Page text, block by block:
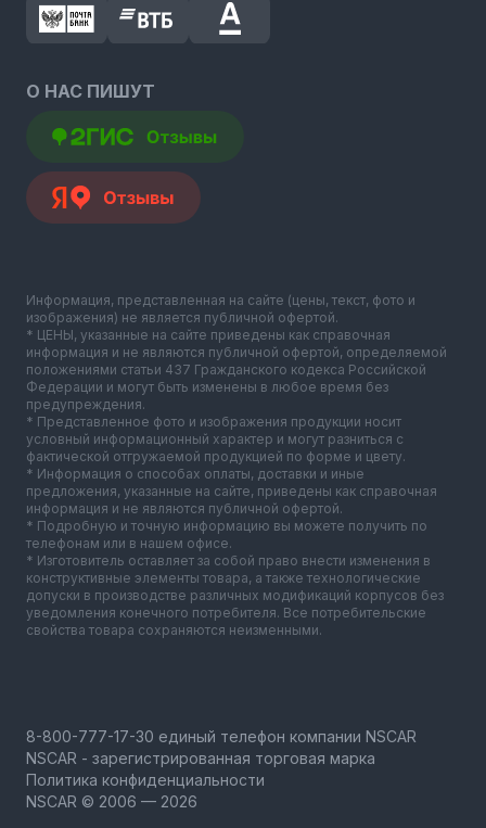
О НАС ПИШУТ
Информация, представленная на сайте (цены, текст, фото и
изображения) не является публичной офертой.
* ЦЕНЫ, указанные на сайте приведены как справочная
информация и не являются публичной офертой, определяемой
положениями статьи 437 Гражданского кодекса Российской
Федерации и могут быть изменены в любое время без
предупреждения.
* Представленное фото и изображения продукции носит
условный информационный характер и могут разниться с
фактической отгружаемой продукцией по форме и цвету.
* Информация о способах оплаты, доставки и иные
предложения, указанные на сайте, приведены как справочная
информация и не являются публичной офертой.
* Подробную и точную информацию вы можете получить по
телефонам или в нашем офисе.
* Изготовитель оставляет за собой право внести изменения в
конструктивные элементы товара, а также технологические
допуски в производстве различных модификаций корпусов без
уведомления конечного потребителя. Все потребительские
свойства товара сохраняются неизменными.
NSCAR - зарегистрированная торговая марка
Политика конфиденциальности
NSCAR © 2006 — 2026